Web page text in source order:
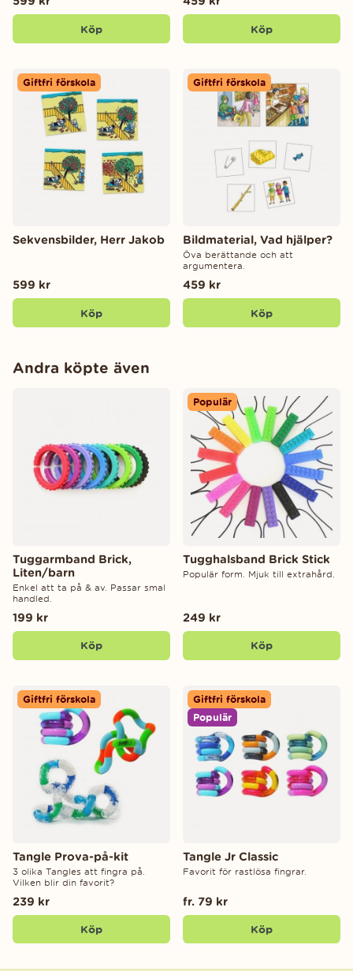
Köp Köp
Giftfri förskola
Sekvensbilder, Herr Jakob
599 kr
Köp
Giftfri förskola
Bildmaterial, Vad hjälper?
Öva berättande och att
argumentera.
459 kr
Köp
Andra köpte även
Tuggarmband Brick,
Liten/barn
Enkel att ta på & av. Passar smal
handled.
199 kr
Köp
Populär
Tugghalsband Brick Stick
Populär form. Mjuk till extrahård.
249 kr
Köp
Giftfri förskola
Tangle Prova-på-kit
3 olika Tangles att fingra på.
Vilken blir din favorit?
239 kr
Köp
Giftfri förskola
Populär
Tangle Jr Classic
Favorit för rastlösa fingrar.
fr. 79 kr
Köp